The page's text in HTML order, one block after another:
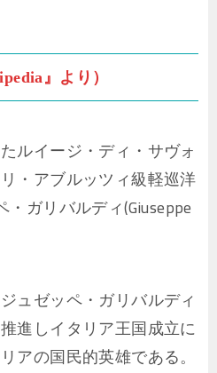
』より）
ルイージ・ディ・サヴォ
・アブルッツィ級軽巡洋
ガリバルディ(Giuseppe
ュゼッペ・ガリバルディ
進しイタリア王国成立に
アの国民的英雄である。